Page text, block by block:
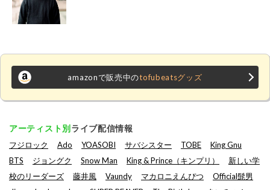
amazonで販売中のtofubeatsグッズ
アーティスト別ライブ配信情報
フジロック Ado YOASOBI サバシスター TOBE
King Gnu
BTS
ジョングク Snow Man King & Prince（キンプリ）
新しい学
校のリーダーズ
藤井風 Vaundy マカロニえんぴつ
Official髭男